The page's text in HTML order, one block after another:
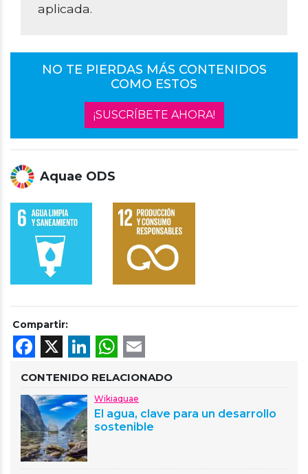
aplicada.
NO TE PIERDAS MÁS CONTENIDOS
COMO ESTOS
¡SUSCRÍBETE AHORA!
Aquae ODS
Compartir:
Facebook
X LinkedIn
WhatsApp
CONTENIDO RELACIONADO
Wikiaquae
El agua, clave para un desarrollo
sostenible